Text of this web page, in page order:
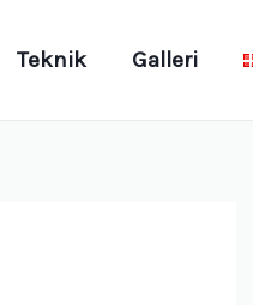
Teknik Galleri